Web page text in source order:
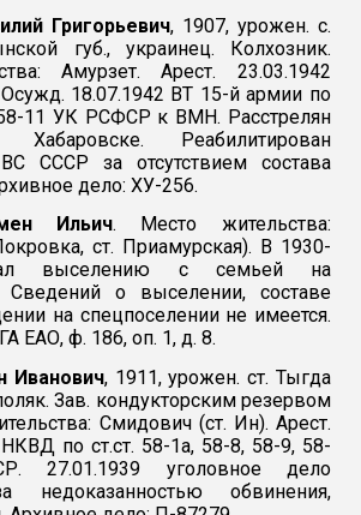
Григорьевич, 1907, урожен. с.
губ., украинец. Колхозник.
Амурзет. Арест. 23.03.1942
18.07.1942 ВТ 15-й армии по
58-11 УК РСФСР к ВМН. Расстрелян
Реабилитирован
СССР за отсутствием состава
дело: ХУ-256.
Ильич. Место жительства:
ст. Приамурская). В 1930-
выселению с семьей на
Сведений о выселении, составе
на спецпоселении не имеется.
ЕАО, ф. 186, оп. 1, д. 8.
Иванович, 1911, урожен. ст. Тыгда
Зав. кондукторским резервом
Смидович (ст. Ин). Арест.
по ст.ст. 58-1а, 58-8, 58-9, 58-
27.01.1939 уголовное дело
недоказанностью обвинения,